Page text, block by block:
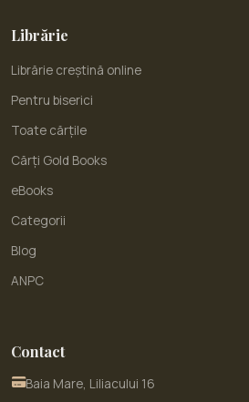
Librărie
Librărie creștină online
Pentru biserici
Toate cărțile
Cărți Gold Books
eBooks
Categorii
Blog
ANPC
Contact
Baia Mare, Liliacului 16